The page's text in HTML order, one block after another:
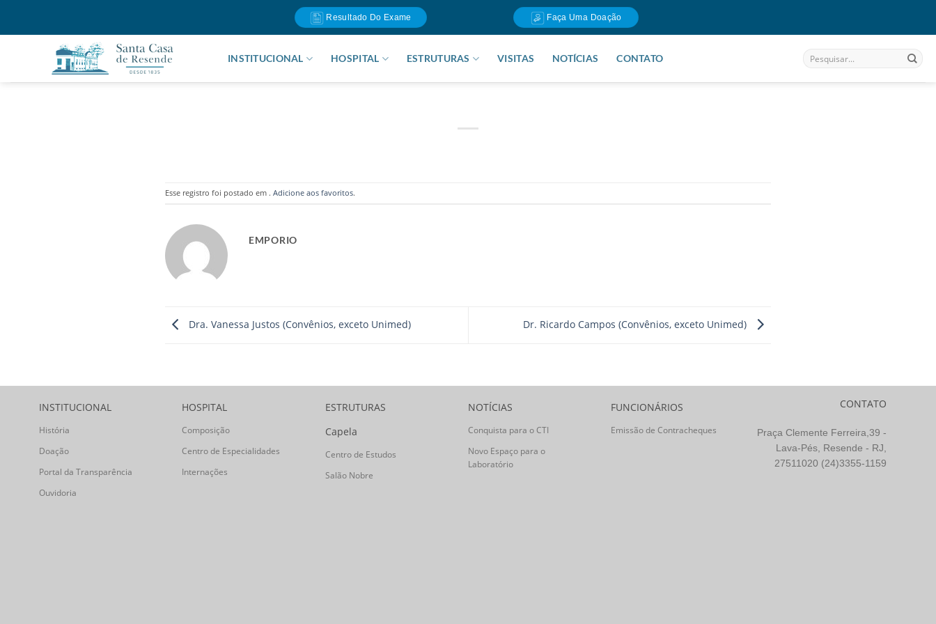
content
Resultado Do Exame Faça Uma Doação
INSTITUCIONAL HOSPITAL ESTRUTURAS VISITAS NOTÍCIAS CONTATO
Esse registro foi postado em . Adicione aos favoritos.
EMPORIO
Dra. Vanessa Justos (Convênios, exceto Unimed) Dr. Ricardo Campos (Convênios, exceto Unimed)
INSTITUCIONAL
História
Doação
Portal da Transparência
Ouvidoria
HOSPITAL
Composição
Centro de Especialidades
Internações
ESTRUTURAS
Capela
Centro de Estudos
Salão Nobre
NOTÍCIAS
Conquista para o CTI
Novo Espaço para o
Laboratório
FUNCIONÁRIOS
Emissão de Contracheques
CONTATO
Praça Clemente Ferreira,39 -
Lava-Pés, Resende - RJ,
27511020 (24)3355-1159